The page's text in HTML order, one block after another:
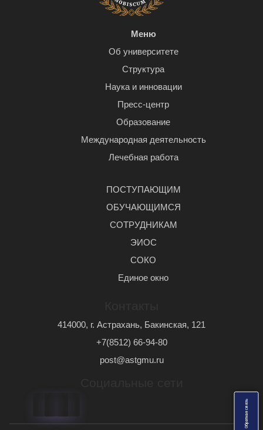
О
б
р
а
т
н
а
я
с
в
я
з
ь
Меню
Об университете
Структура
Наука и инновации
Пресс-центр
Образование
Международная деятельность
Лечебная работа
ПОСТУПАЮЩИМ
ОБУЧАЮЩИМСЯ
СОТРУДНИКАМ
ЭИОС
СОКО
Единое окно
414000, г. Астрахань, Бакинская, 121
+7(8512) 66-94-80
post@astgmu.ru